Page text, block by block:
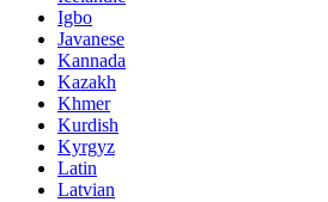
Igbo
Javanese
Kannada
Kazakh
Khmer
Kurdish
Kyrgyz
Latin
Latvian